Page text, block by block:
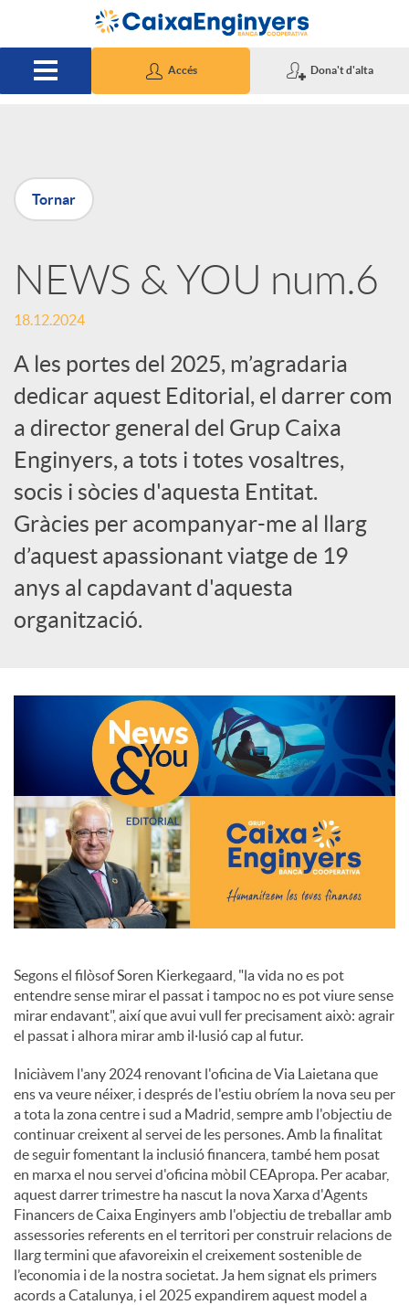
Salta al contingut principal
Accés Dona't d'alta
P
u
b
l
i
c
a
d
o
r
d
e
c
o
n
t
i
n
g
u
Tornar
NEWS & YOU num.6
18.12.2024
A les portes del 2025, m’agradaria
dedicar aquest Editorial, el darrer com
a director general del Grup Caixa
Enginyers, a tots i totes vosaltres,
socis i sòcies d'aquesta Entitat.
Gràcies per acompanyar-me al llarg
d’aquest apassionant viatge de 19
anys al capdavant d'aquesta
organització.
Segons el filòsof Soren Kierkegaard, "la vida no es pot
entendre sense mirar el passat i tampoc no es pot viure sense
mirar endavant", així que avui vull fer precisament això: agrair
el passat i alhora mirar amb il·lusió cap al futur.
Iniciàvem l'any 2024 renovant l'oficina de Via Laietana que
ens va veure néixer, i després de l'estiu obríem la nova seu per
a tota la zona centre i sud a Madrid, sempre amb l'objectiu de
continuar creixent al servei de les persones. Amb la finalitat
de seguir fomentant la inclusió financera, també hem posat
en marxa el nou servei d'oficina mòbil CEApropa. Per acabar,
aquest darrer trimestre ha nascut la nova Xarxa d'Agents
Financers de Caixa Enginyers amb l'objectiu de treballar amb
assessories referents en el territori per construir relacions de
llarg termini que afavoreixin el creixement sostenible de
l’economia i de la nostra societat. Ja hem signat els primers
acords a Catalunya, i el 2025 expandirem aquest model a